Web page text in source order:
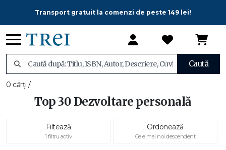
Transport gratuit la comenzi de peste 149 lei!
Caută
0 cărți /
Top 30 Dezvoltare personală
Filtează
1 filtru activ
Ordonează
Cele mai noi descendent